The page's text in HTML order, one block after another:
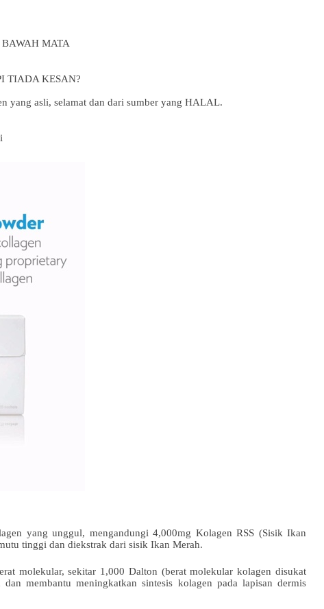
MATA
TIADA KESAN?
yang asli, selamat dan dari sumber yang HALAL.
yang unggul, mengandungi 4,000mg Kolagen RSS (Sisik Ikan
tinggi dan diekstrak dari sisik Ikan Merah.
molekular, sekitar 1,000 Dalton (berat molekular kolagen disukat
membantu meningkatkan sintesis kolagen pada lapisan dermis